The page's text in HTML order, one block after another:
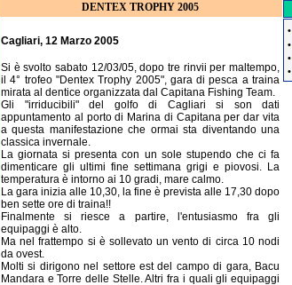
DENTEX TROPHY 2005
Cagliari, 12 Marzo 2005
Si è svolto sabato 12/03/05, dopo tre rinvii per maltempo,
il 4° trofeo "Dentex Trophy 2005", gara di pesca a traina
mirata al dentice organizzata dal Capitana Fishing Team.
Gli "irriducibili" del golfo di Cagliari si son dati
appuntamento al porto di Marina di Capitana per dar vita
a questa manifestazione che ormai sta diventando una
classica invernale.
La giornata si presenta con un sole stupendo che ci fa
dimenticare gli ultimi fine settimana grigi e piovosi. La
temperatura è intorno ai 10 gradi, mare calmo.
La gara inizia alle 10,30, la fine è prevista alle 17,30 dopo
ben sette ore di traina!!
Finalmente si riesce a partire, l'entusiasmo fra gli
equipaggi è alto.
Ma nel frattempo si è sollevato un vento di circa 10 nodi
da ovest.
Molti si dirigono nel settore est del campo di gara, Bacu
Mandara e Torre delle Stelle. Altri fra i quali gli equipaggi
•
•
•
•